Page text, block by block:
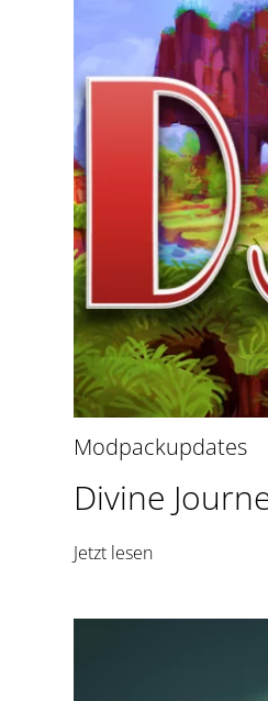
Modpackupdates
Divine
Jetzt lesen